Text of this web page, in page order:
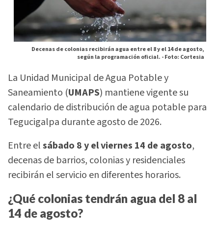
Decenas de colonias recibirán agua entre el 8 y el 14 de agosto,
según la programación oficial. -Foto: Cortesia
La Unidad Municipal de Agua Potable y
Saneamiento (UMAPS) mantiene vigente su
calendario de distribución de agua potable para
Tegucigalpa durante agosto de 2026.
Entre elsábado 8 y el viernes 14 de agosto,
decenas de barrios, colonias y residenciales
recibirán el servicio en diferentes horarios.
¿Qué colonias tendrán agua del 8 al
14 de agosto?